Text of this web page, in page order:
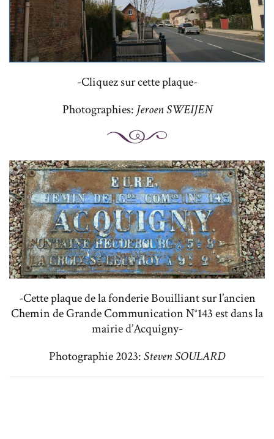
-Cliquez sur cette plaque-
Photographies: Jeroen SWEIJEN
-Cette plaque de la fonderie Bouilliant sur l’ancien
Chemin de Grande Communication N°143 est dans la
mairie d’Acquigny-
Photographie 2023:Steven SOULARD